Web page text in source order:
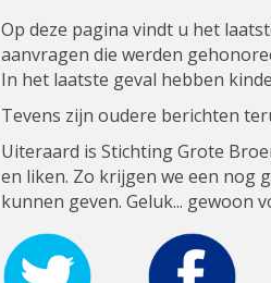
Op deze pagina vindt u het
aanvragen die werden
In het laatste geval hebben
Tevens zijn oudere berichten
Uiteraard is Stichting Grote
en liken. Zo krijgen we een nog
kunnen geven. Geluk... gewoon